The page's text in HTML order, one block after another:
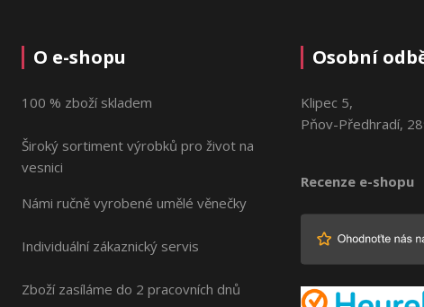
O e-shopu
100 % zboží skladem
Široký sortiment výrobků pro život na
vesnici
Námi ručně vyrobené umělé věnečky
Individuální zákaznický servis
Zboží zasíláme do 2 pracovních dnů
Osobní
Klipec 5,
Pňov-Předhradí,
Recenze e-shopu